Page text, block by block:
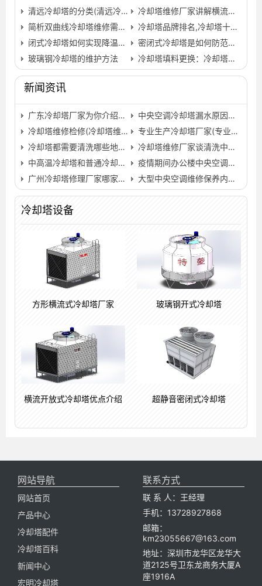
清远冷却塔的分类(清远冷却塔设备哪个公司的好)…
冷却塔维修厂家讲解横流闭式冷却塔_运行原理和特点是什…
简析双曲线冷却塔维修需要注意的地方
冷却塔品牌排名,冷却塔十大知名品牌有那些…
闭式冷却塔如何实现降温效果
密闭式冷却塔是如何防范细菌的侵害的
玻璃钢冷却塔的维护方法
冷却塔填料更换：冷却塔改造安裝常见问题(更换冷却塔填料…
新闻资讯
广东冷却塔厂家为你介绍，冷却塔的日常清理工作有哪些?(广…
中央空调冷却塔漏水原因是什么
冷却塔维修检修(冷却塔维修全过程)
专业生产冷却塔厂家(专业冷却塔生产厂家哪家好)…
冷却塔都需要清洗哪些地方？(中央空调冷却塔的清洗方法)…
冷却塔维修厂家谈清洗中央空调冷却塔的方法…
中高温冷却塔和普通冷却塔的差别
疫情期间办公楼中央空调使用注意事项
广州冷却塔修理厂家哪家更专业(广州冷却塔维修联系方式)…
大型中央空调维修保养内容,专业中央空调上门维修…
冷却塔设备
方形横流式冷却塔厂家 玻璃钢开式冷却塔
横流开放式冷却塔优点介绍 超静音密闭式冷却塔
网站导航
网站首页
产品中心
冷却塔配件
冷却塔百科
新闻中心
宏明冷却塔
联系方式
联 系 人：王经理
手机：13728927868
邮箱：
km23055667@163.com
地址：深圳市龙华区龙华大
道2125号卫东龙商务大厦A
座1916A